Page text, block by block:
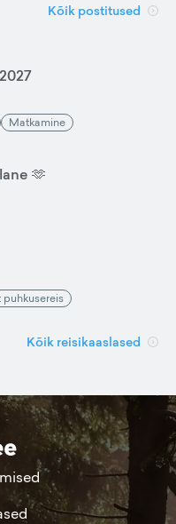
Kõik postitused
Matkamine
🫶
puhkusereis
Kõik reisikaaslased